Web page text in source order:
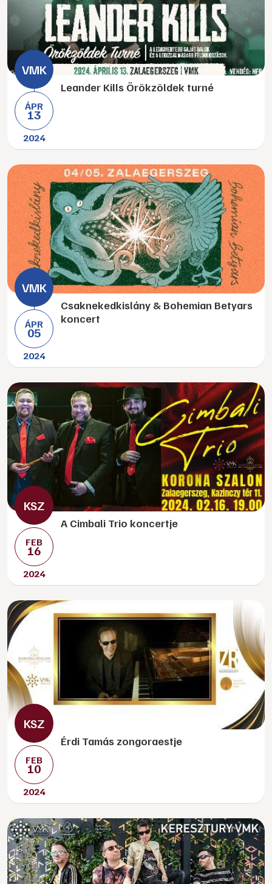
ÁPR
13
2024
Leander Kills Örökzöldek turné
ÁPR
05
2024
Csaknekedkislány & Bohemian Betyars
koncert
FEB
16
2024
A Cimbali Trio koncertje
FEB
10
2024
Érdi Tamás zongoraestje